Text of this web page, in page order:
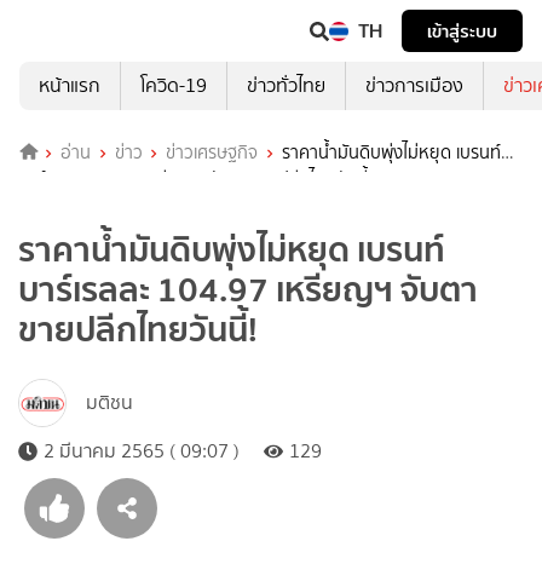
TH
เข้าสู่ระบบ
หน้าแรก
โควิด-19 ข่าวทั่วไทย ข่าวการเมือง ข่าว
อ่าน ข่าว ข่าวเศรษฐกิจ
ราคาน้ำมันดิบพุ่งไม่หยุด เบรนท์
บาร์เรลละ 104.97 เหรียญฯ จับตาขายปลีกไทยวันนี้!
ราคาน้ำมันดิบพุ่งไม่หยุด เบรนท์
บาร์เรลละ 104.97 เหรียญฯ จับตา
ขายปลีกไทยวันนี้!
มติชน
2 มีนาคม 2565 ( 09:07 )
129